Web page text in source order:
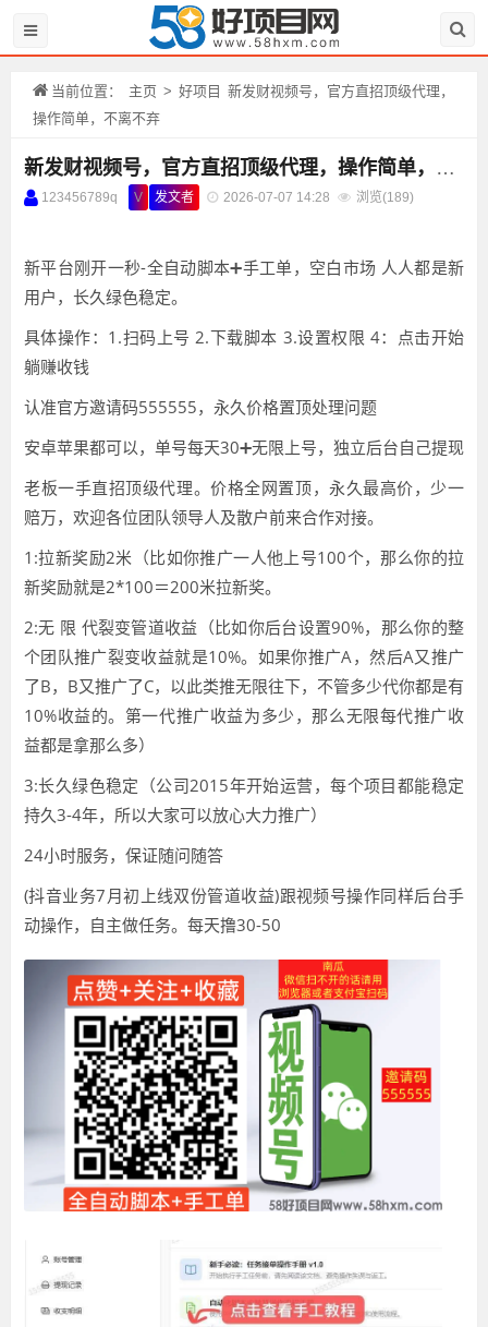
当前位置： 主页 > 好项目 新发财视频号，官方直招顶级代理，
操作简单，不离不弃
新发财视频号，官方直招顶级代理，操作简单，不离不弃
123456789q V 发文者 2026-07-07 14:28 浏览(189)
新平台刚开一秒-全自动脚本➕手工单，空白市场 人人都是新
用户，长久绿色稳定。
具体操作：1.扫码上号 2.下载脚本 3.设置权限 4：点击开始
躺赚收钱
认准官方邀请码555555，永久价格置顶处理问题
安卓苹果都可以，单号每天30➕无限上号，独立后台自己提现
老板一手直招顶级代理。价格全网置顶，永久最高价，少一
赔万，欢迎各位团队领导人及散户前来合作对接。
1:拉新奖励2米（比如你推广一人他上号100个，那么你的拉
新奖励就是2*100＝200米拉新奖。
2:无 限 代裂变管道收益（比如你后台设置90%，那么你的整
个团队推广裂变收益就是10%。如果你推广A，然后A又推广
了B，B又推广了C，以此类推无限往下，不管多少代你都是有
10%收益的。第一代推广收益为多少，那么无限每代推广收
益都是拿那么多）
3:长久绿色稳定（公司2015年开始运营，每个项目都能稳定
持久3-4年，所以大家可以放心大力推广）
24小时服务，保证随问随答
(抖音业务7月初上线双份管道收益)跟视频号操作同样后台手
动操作，自主做任务。每天撸30-50